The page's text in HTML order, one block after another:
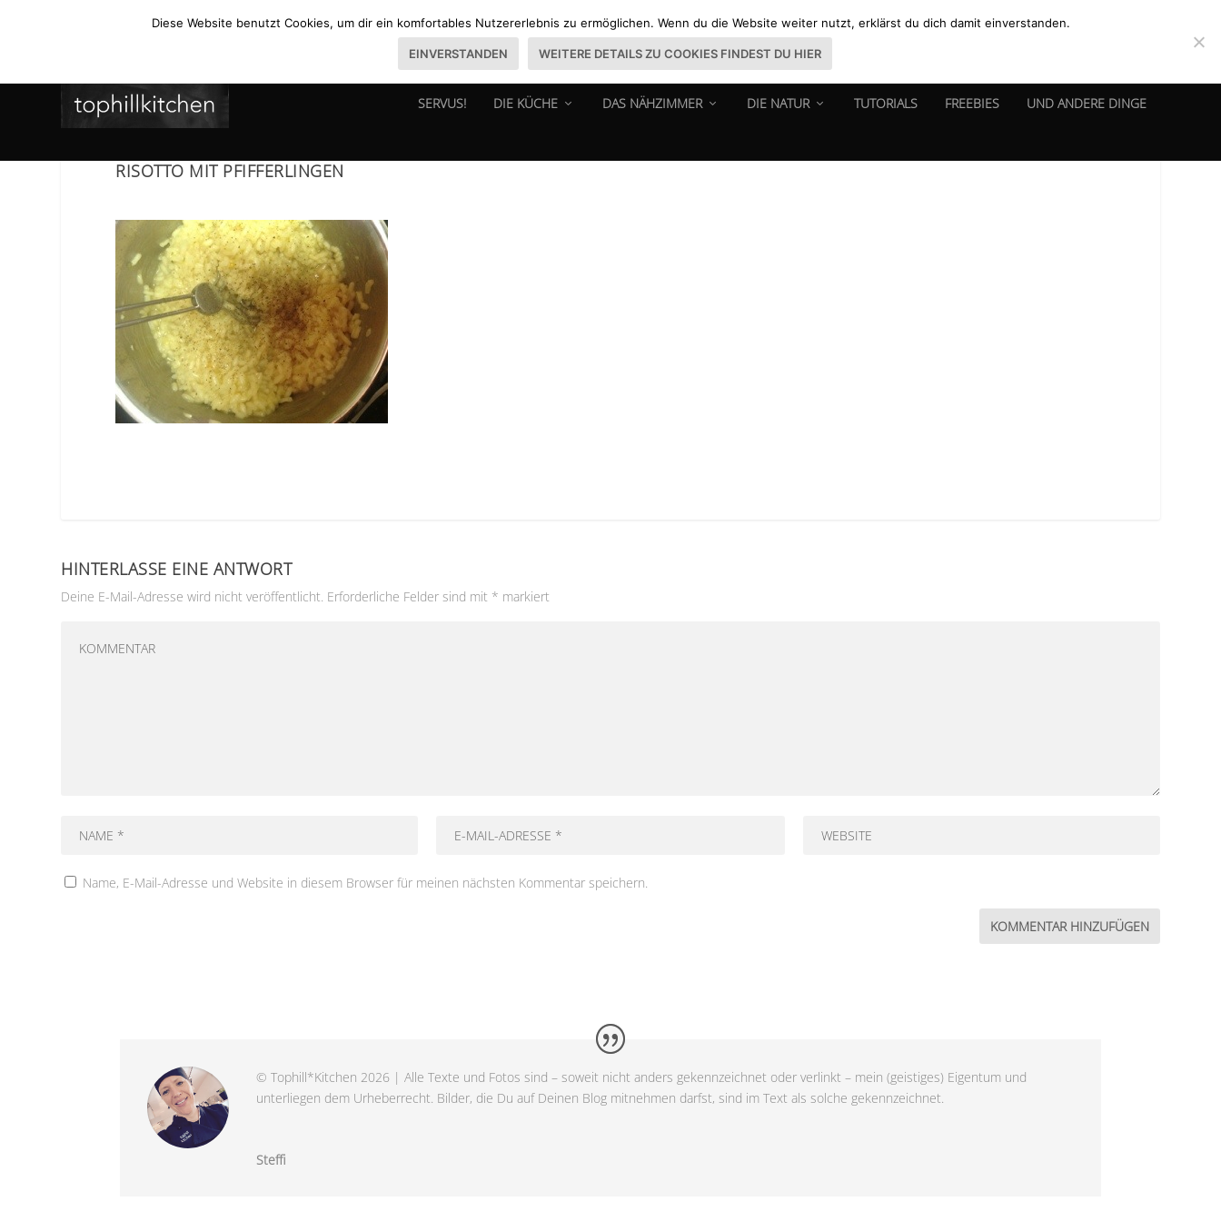
SERVUS! DIE KÜCHE DAS NÄHZIMMER DIE NATUR TUTORIALS FREEBIES UND ANDERE DINGE
RISOTTO MIT PFIFFERLINGEN
HINTERLASSE EINE ANTWORT
Deine E-Mail-Adresse wird nicht veröffentlicht. Erforderliche Felder sind mit * markiert
Name, E-Mail-Adresse und Website in diesem Browser für meinen nächsten Kommentar speichern.
© Tophill*Kitchen 2026 | Alle Texte und Fotos sind – soweit nicht anders gekennzeichnet oder verlinkt – mein (geistiges) Eigentum und
unterliegen dem Urheberrecht. Bilder, die Du auf Deinen Blog mitnehmen darfst, sind im Text als solche gekennzeichnet.
Steffi
Diese Website benutzt Cookies, um dir ein komfortables Nutzererlebnis zu ermöglichen. Wenn du die Website weiter nutzt, erklärst du dich damit einverstanden.
EINVERSTANDEN WEITERE DETAILS ZU COOKIES FINDEST DU HIER